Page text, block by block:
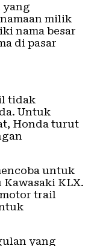
yang
milik
nama besar
di pasar
tidak
Untuk
Honda turut
untuk
KLX.
trail
yang